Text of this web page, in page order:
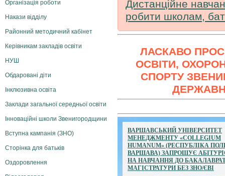
Організація роботи
Накази відділу
Районний методичний кабінет
Керівникам закладів освіти
НУШ
Обдаровані діти
Інклюзивна освіта
Заклади загальної середньої освіти
Інноваційні школи Звенигородщини
Вступна кампанія (ЗНО)
Сторінка для батьків
Оздоровлення
Дистанційне
робити школам,
ЛАСКАВО
ОСВІТИ,
СПОРТУ
ВАРШАВСЬКИЙ УНІВЕРСИТЕТ
МЕНЕДЖМЕНТУ «COLLEGIUM
HUMANUM» (РЕСПУБЛІКА
ВАРШАВА) ЗАПРОШУЄ
НА НАВЧАННЯ ДО
МАГІСТРАТУРИ БЕЗ ЗНО/ЄВІ